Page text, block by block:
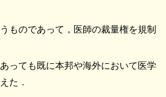
ものであって，医師の裁量権を規制
っても既に本邦や海外において医学
た．